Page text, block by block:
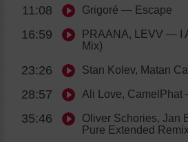
11:08 Grigoré — Escape
16:59 PRAANA, LEVV — I
Mix)
23:26 Stan Kolev, Matan
28:57 Ali Love, CamelPhat
35:46 Oliver Schories, Jan
Pure Extended